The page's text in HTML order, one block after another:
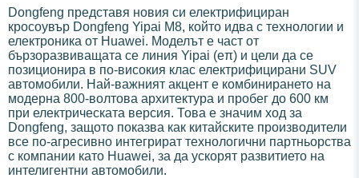
Dongfeng представя новия си електрифициран
кросоувър Dongfeng Yipai M8, който идва с технологии и
електроника от Huawei. Моделът е част от
бързоразвиващата се линия Yipai (eπ) и цели да се
позиционира в по-високия клас електрифицирани SUV
автомобили. Най-важният акцент е комбинирането на
модерна 800-волтова архитектура и пробег до 600 км
при електрическата версия. Това е значим ход за
Dongfeng, защото показва как китайските производители
все по-агресивно интегрират технологични партньорства
с компании като Huawei, за да ускорят развитието на
интелигентни автомобили.